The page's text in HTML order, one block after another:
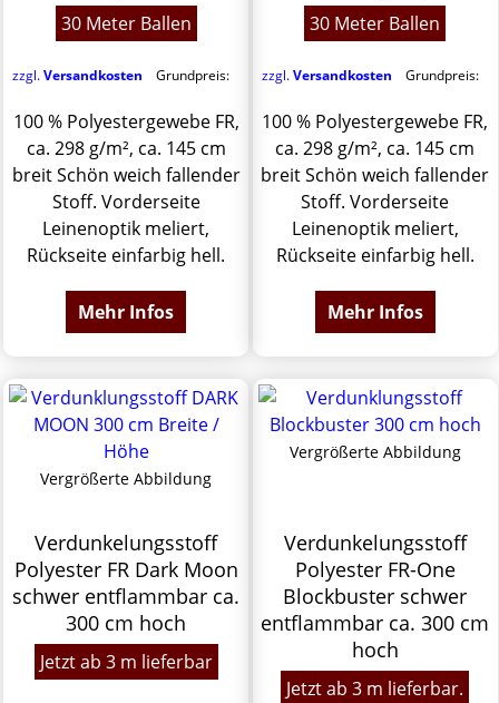
30 Meter Ballen
zzgl.Versandkosten Grundpreis:
100 % Polyestergewebe FR,
ca. 298 g/m², ca. 145 cm
breit Schön weich fallender
Stoff. Vorderseite
Leinenoptik meliert,
Rückseite einfarbig hell.
Mehr Infos
30 Meter Ballen
zzgl.Versandkosten Grundpreis:
100 % Polyestergewebe FR,
ca. 298 g/m², ca. 145 cm
breit Schön weich fallender
Stoff. Vorderseite
Leinenoptik meliert,
Rückseite einfarbig hell.
Mehr Infos
Vergrößerte Abbildung
Verdunkelungsstoff
Polyester FR Dark Moon
schwer entflammbar ca.
300 cm hoch
Jetzt ab 3 m lieferbar
Vergrößerte Abbildung
Verdunkelungsstoff
Polyester FR-One
Blockbuster schwer
entflammbar ca. 300 cm
hoch
Jetzt ab 3 m lieferbar.